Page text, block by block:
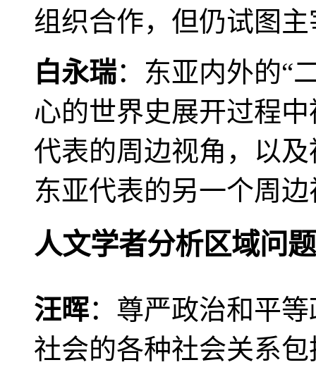
组织合作，但仍试图
白永瑞：东亚内外的“
心的世界史展开过程
代表的周边视角，以
东亚代表的另一个周
人文学者分析区域问题
汪晖：尊严政治和平
社会的各种社会关系